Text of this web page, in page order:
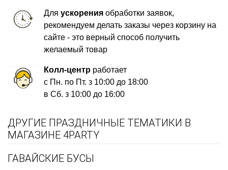
Дляускорения обработки заявок,
рекомендуем делать заказы через корзину на
сайте - это верный способ получить
желаемый товар
Колл-центр работает
с Пн. по Пт. з 10:00 до 18:00
в Сб. з 10:00 до 16:00
ДРУГИЕ ПРАЗДНИЧНЫЕ ТЕМАТИКИ В
МАГАЗИНЕ 4PARTY
ГАВАЙСКИЕ БУСЫ